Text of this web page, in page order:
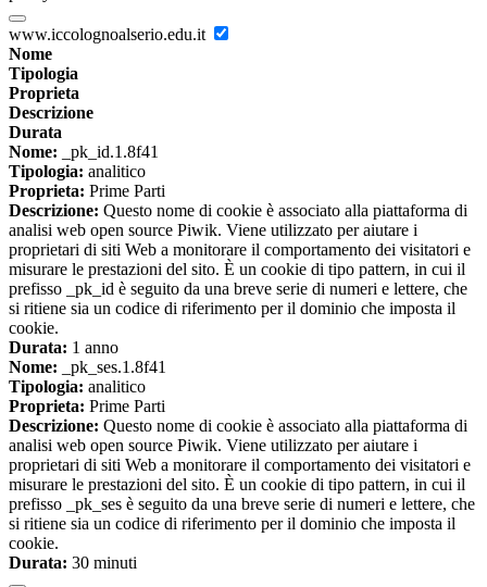
www.iccolognoalserio.edu.it
Nome
Tipologia
Proprieta
Descrizione
Durata
Nome: _pk_id.1.8f41
Tipologia: analitico
Proprieta: Prime Parti
Descrizione: Questo nome di cookie è associato alla piattaforma di
analisi web open source Piwik. Viene utilizzato per aiutare i
proprietari di siti Web a monitorare il comportamento dei visitatori e
misurare le prestazioni del sito. È un cookie di tipo pattern, in cui il
prefisso _pk_id è seguito da una breve serie di numeri e lettere, che
si ritiene sia un codice di riferimento per il dominio che imposta il
cookie.
Durata: 1 anno
Nome: _pk_ses.1.8f41
Tipologia: analitico
Proprieta: Prime Parti
Descrizione: Questo nome di cookie è associato alla piattaforma di
analisi web open source Piwik. Viene utilizzato per aiutare i
proprietari di siti Web a monitorare il comportamento dei visitatori e
misurare le prestazioni del sito. È un cookie di tipo pattern, in cui il
prefisso _pk_ses è seguito da una breve serie di numeri e lettere, che
si ritiene sia un codice di riferimento per il dominio che imposta il
cookie.
Durata: 30 minuti